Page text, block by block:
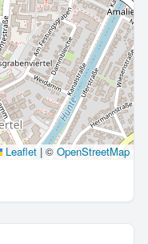
Leaflet |© OpenStreetMap